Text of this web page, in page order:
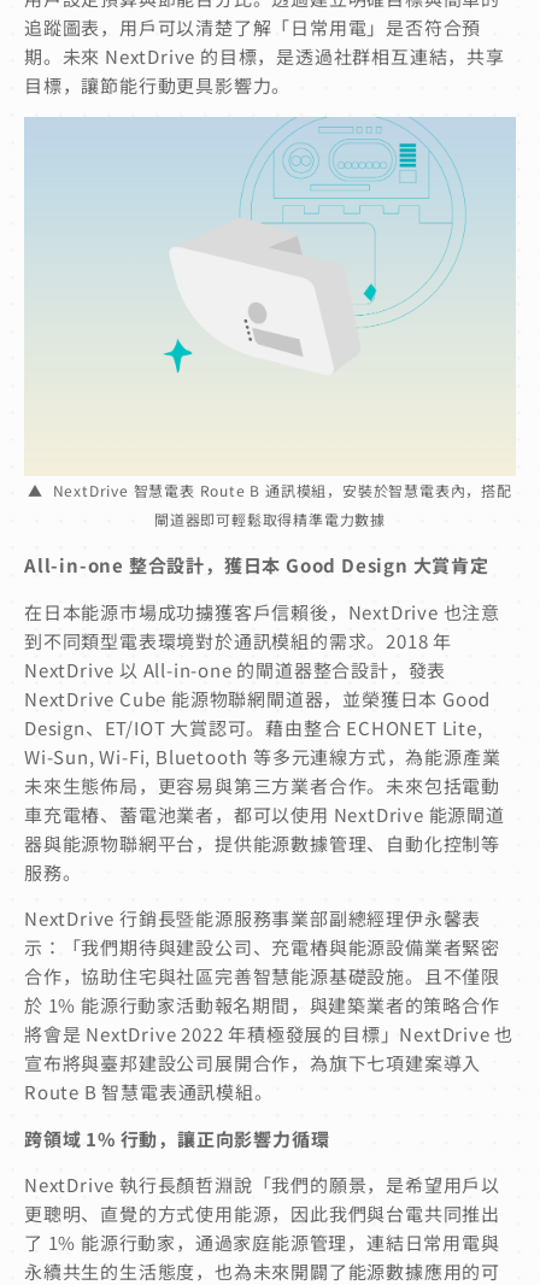
追蹤圖表，用戶可以清楚了解「日常用電」是否符合預
期。未來 NextDrive 的目標，是透過社群相互連結，共享
目標，讓節能行動更具影響力。
▲ NextDrive 智慧電表 Route B 通訊模組，安裝於智慧電表內，搭配
閘道器即可輕鬆取得精準電力數據
All-in-one 整合設計，獲日本 Good Design 大賞肯定
在日本能源市場成功擄獲客戶信賴後，NextDrive 也注意
到不同類型電表環境對於通訊模組的需求。2018 年
NextDrive 以 All-in-one 的閘道器整合設計，發表
NextDrive Cube 能源物聯網閘道器，並榮獲日本 Good
Design、ET/IOT 大賞認可。藉由整合 ECHONET Lite,
Wi-Sun, Wi-Fi, Bluetooth 等多元連線方式，為能源產業
未來生態佈局，更容易與第三方業者合作。未來包括電動
車充電樁、蓄電池業者，都可以使用 NextDrive 能源閘道
器與能源物聯網平台，提供能源數據管理、自動化控制等
服務。
NextDrive 行銷長暨能源服務事業部副總經理伊永馨表
示：「我們期待與建設公司、充電樁與能源設備業者緊密
合作，協助住宅與社區完善智慧能源基礎設施。且不僅限
於 1% 能源行動家活動報名期間，與建築業者的策略合作
將會是 NextDrive 2022 年積極發展的目標」NextDrive 也
宣布將與臺邦建設公司展開合作，為旗下七項建案導入
Route B 智慧電表通訊模組。
跨領域 1% 行動，讓正向影響力循環
NextDrive 執行長顏哲淵說「我們的願景，是希望用戶以
更聰明、直覺的方式使用能源，因此我們與台電共同推出
了 1% 能源行動家，通過家庭能源管理，連結日常用電與
永續共生的生活態度，也為未來開闢了能源數據應用的可